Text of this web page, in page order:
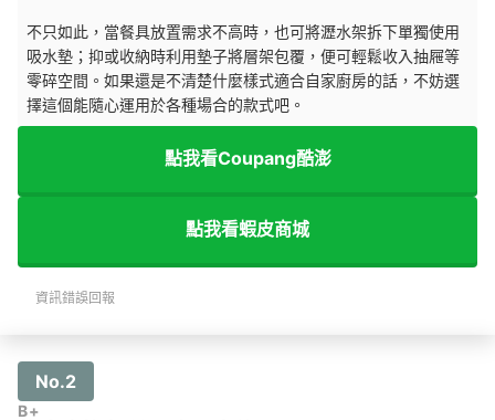
不只如此，當餐具放置需求不高時，也可將瀝水架拆下單獨使用
吸水墊；抑或收納時利用墊子將層架包覆，便可輕鬆收入抽屜等
零碎空間。如果還是不清楚什麼樣式適合自家廚房的話，不妨選
擇這個能隨心運用於各種場合的款式吧。
點我看Coupang酷澎
點我看蝦皮商城
資訊錯誤回報
No.2
B+